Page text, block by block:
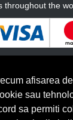
throughout the
afisarea
sau
sa permiti